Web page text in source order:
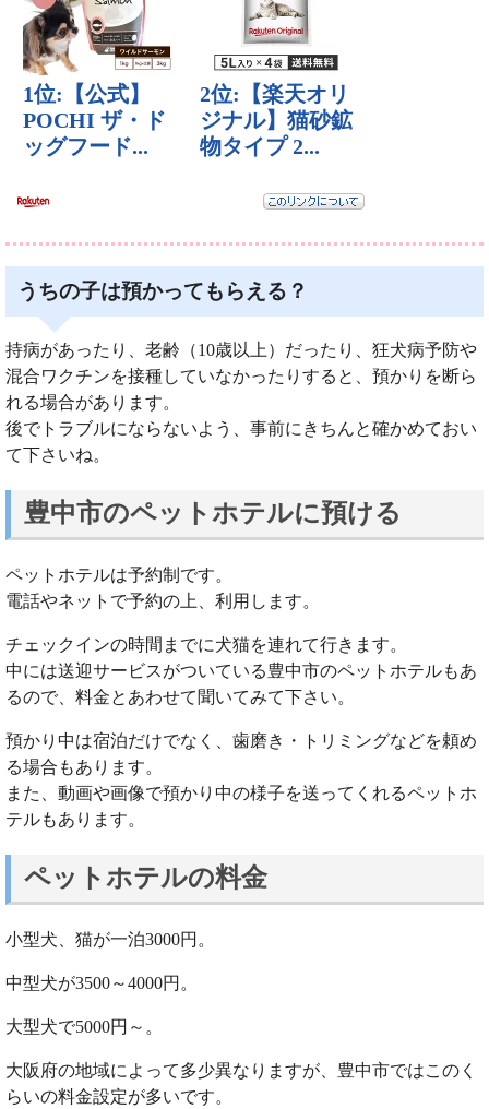
うちの子は預かってもらえる？
持病があったり、老齢（10歳以上）だったり、狂犬病予防や
混合ワクチンを接種していなかったりすると、預かりを断ら
れる場合があります。
後でトラブルにならないよう、事前にきちんと確かめておい
て下さいね。
豊中市のペットホテルに預ける
ペットホテルは予約制です。
電話やネットで予約の上、利用します。
チェックインの時間までに犬猫を連れて行きます。
中には送迎サービスがついている豊中市のペットホテルもあ
るので、料金とあわせて聞いてみて下さい。
預かり中は宿泊だけでなく、歯磨き・トリミングなどを頼め
る場合もあります。
また、動画や画像で預かり中の様子を送ってくれるペットホ
テルもあります。
ペットホテルの料金
小型犬、猫が一泊3000円。
中型犬が3500～4000円。
大型犬で5000円～。
大阪府の地域によって多少異なりますが、豊中市ではこのく
らいの料金設定が多いです。